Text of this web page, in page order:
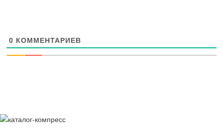
0 КОММЕНТАРИЕВ